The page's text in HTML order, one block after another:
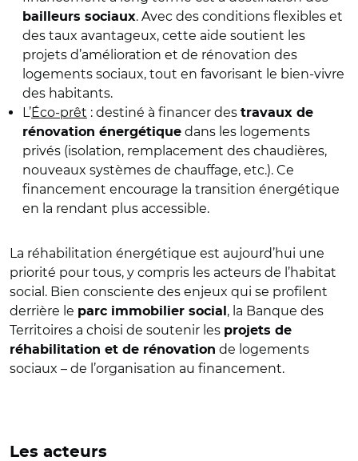
bailleurs sociaux. Avec des conditions flexibles et
des taux avantageux, cette aide soutient les
projets d’amélioration et de rénovation des
logements sociaux, tout en favorisant le bien-vivre
des habitants.
L’Éco-prêt : destiné à financer des travaux de
rénovation énergétique dans les logements
privés (isolation, remplacement des chaudières,
nouveaux systèmes de chauffage, etc.). Ce
financement encourage la transition énergétique
en la rendant plus accessible.
La réhabilitation énergétique est aujourd’hui une
priorité pour tous, y compris les acteurs de l’habitat
social. Bien consciente des enjeux qui se profilent
derrière le parc immobilier social , la Banque des
Territoires a choisi de soutenir les projets de
réhabilitation et de rénovation de logements
sociaux – de l’organisation au financement.
Les acteurs